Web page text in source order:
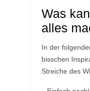
Was
alles
In der
bisschen
Streiche des